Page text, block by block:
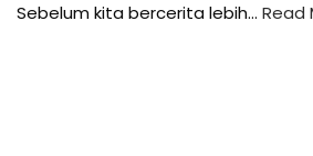
Sebelum kita bercerita lebih… Read